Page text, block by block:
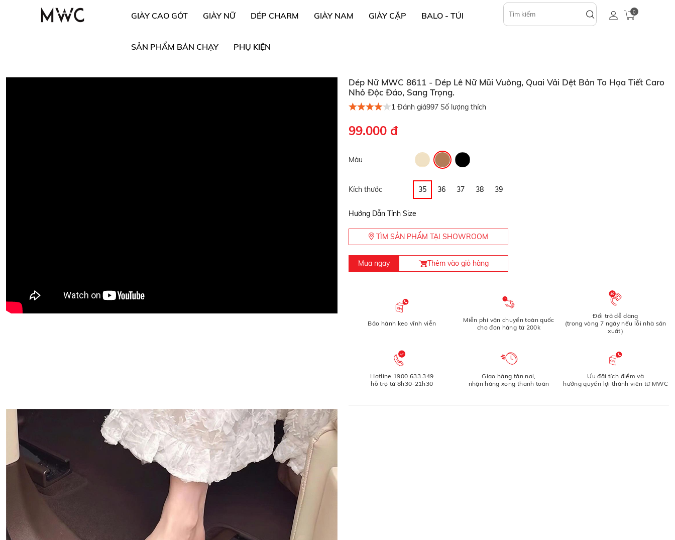
GIÀY CAO GÓT GIÀY NỮ DÉP CHARM GIÀY NAM GIÀY CẶP BALO - TÚI
SẢN PHẨM BÁN CHẠY PHỤ KIỆN
0
Dép Nữ MWC 8611 - Dép Lê Nữ Mũi Vuông, Quai Vải Dệt Bản To Họa Tiết Caro
Nhỏ Độc Đáo, Sang Trọng.
1 Đánh giá997 Số lượng thích
99.000 đ
Màu
Kích thước 35 36 37 38 39
Hướng Dẫn Tính Size
TÌM SẢN PHẨM TẠI SHOWROOM
Mua ngay Thêm vào giỏ hàng
Bảo hành keo vĩnh viễn
Miễn phí vận chuyển toàn quốc
cho đơn hàng từ 200k
Đổi trả dễ dàng
(trong vòng 7 ngày nếu lỗi nhà sản
xuất)
Hotline 1900.633.349
hỗ trợ từ 8h30-21h30
Giao hàng tận nơi,
nhận hàng xong thanh toán
Ưu đãi tích điểm và
hưởng quyền lợi thành viên từ MWC